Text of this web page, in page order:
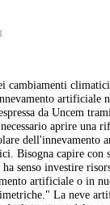
cambiamenti
artificiale
da Uncem
aprire una
dell'innevamento
Bisogna capire con
senso investire
artificiale o in
La neve